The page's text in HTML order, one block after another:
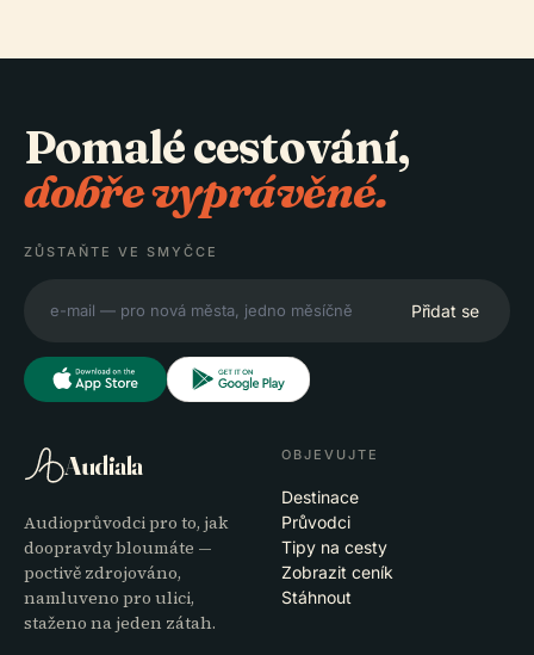
Pomalé cestování,
dobře vyprávěné.
ZŮSTAŇTE VE SMYČCE
Přidat se
Audiala
Audioprůvodci pro to, jak
doopravdy bloumáte —
poctivě zdrojováno,
namluveno pro ulici,
staženo na jeden zátah.
OBJEVUJTE
Destinace
Průvodci
Tipy na cesty
Zobrazit ceník
Stáhnout